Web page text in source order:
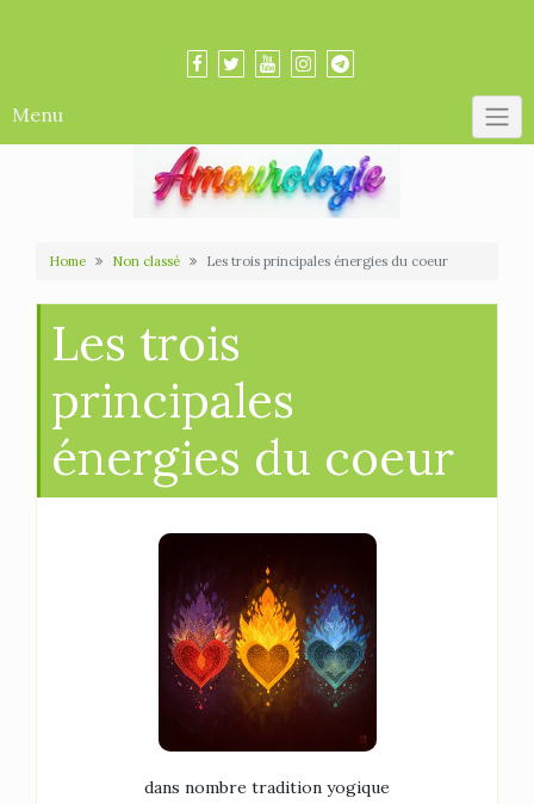
Menu
Home Non classé Les trois principales énergies du coeur
Les trois
principales
énergies du coeur
dans nombre tradition yogique